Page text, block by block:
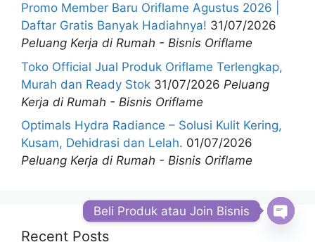
Promo Member Baru Oriflame Agustus 2026 |
Daftar Gratis Banyak Hadiahnya! 31/07/2026
Peluang Kerja di Rumah - Bisnis Oriflame
Toko Official Jual Produk Oriflame Terlengkap,
Murah dan Ready Stok 31/07/2026 Peluang
Kerja di Rumah - Bisnis Oriflame
Optimals Hydra Radiance – Solusi Kulit Kering,
Kusam, Dehidrasi dan Lelah. 01/07/2026
Peluang Kerja di Rumah - Bisnis Oriflame
Recent Posts
Beli Produk atau Join Bisnis